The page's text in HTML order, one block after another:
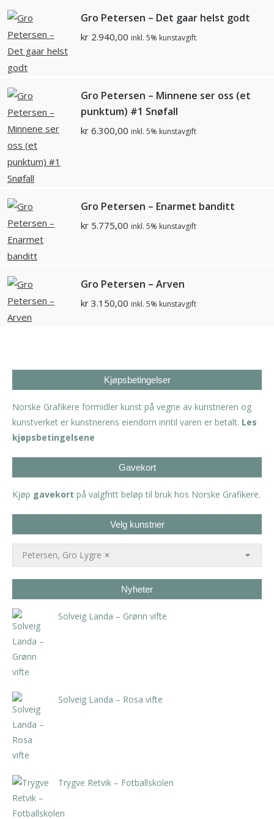
Gro Petersen – Det gaar helst godt
kr 2.940,00 inkl. 5% kunstavgift
Gro Petersen – Minnene ser oss (et
punktum) #1 Snøfall
kr 6.300,00 inkl. 5% kunstavgift
Gro Petersen – Enarmet banditt
kr 5.775,00 inkl. 5% kunstavgift
Gro Petersen – Arven
kr 3.150,00 inkl. 5% kunstavgift
Kjøpsbetingelser
Norske Grafikere formidler kunst på vegne av kunstneren og
kunstverket er kunstnerens eiendom inntil varen er betalt. Les
kjøpsbetingelsene
Gavekort
Kjøp gavekort på valgfritt beløp til bruk hos Norske Grafikere.
Velg kunstner
×
Petersen, Gro Lygre
Nyheter
Solveig Landa – Grønn vifte
Solveig Landa – Rosa vifte
Trygve Retvik – Fotballskolen